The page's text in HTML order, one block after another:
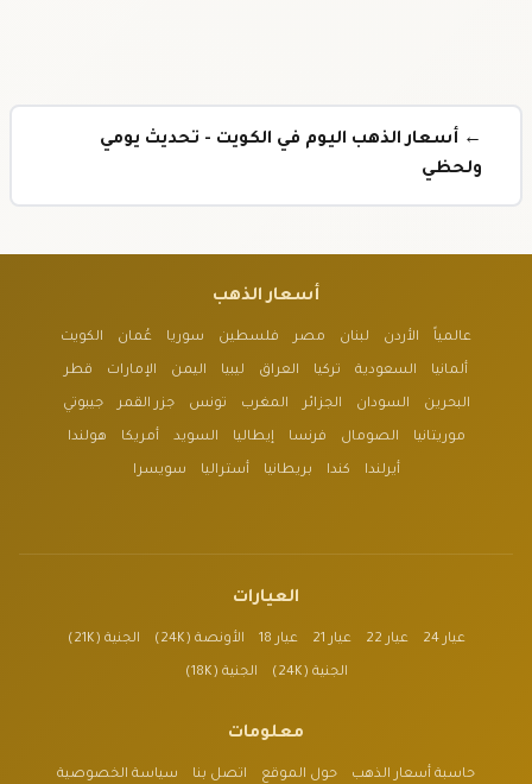
← أسعار الذهب اليوم في الكويت - تحديث يومي
ولحظي
أسعار الذهب
عالمياً الأردن لبنان مصر فلسطين سوريا عُمان الكويت
ألمانيا السعودية تركيا العراق ليبيا اليمن الإمارات قطر
البحرين السودان الجزائر المغرب تونس جزر القمر جيبوتي
موريتانيا الصومال فرنسا إيطاليا السويد أمريكا هولندا
أيرلندا كندا بريطانيا أستراليا سويسرا
العيارات
عيار 24 عيار 22 عيار 21 عيار 18 الأونصة (24K) الجنية (21K)
الجنية (24K) الجنية (18K)
معلومات
حاسبة أسعار الذهب حول الموقع اتصل بنا سياسة الخصوصية